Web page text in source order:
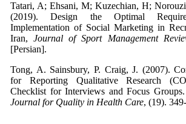
Tatari, A; Ehsani, M; Kuzechian, H;
(2019). Design the Optimal
Implementation of Social Marketing in
Iran,Journal of Sport Management
[Persian].
Tong, A. Sainsbury, P. Craig, J. (2007).
for Reporting Qualitative Research
Checklist for Interviews and Focus Groups.
Journal for Quality in Health Care, (19).